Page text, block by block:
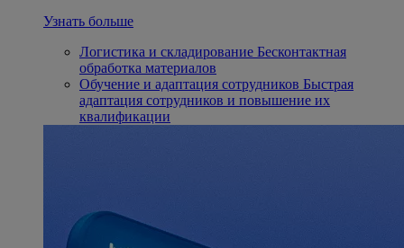
Узнать больше
Логистика и складирование Бесконтактная
обработка материалов
Обучение и адаптация сотрудников Быстрая
адаптация сотрудников и повышение их
квалификации